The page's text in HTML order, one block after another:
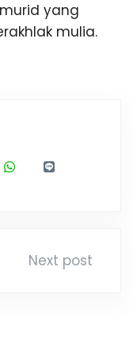
yang
mulia.
Next post